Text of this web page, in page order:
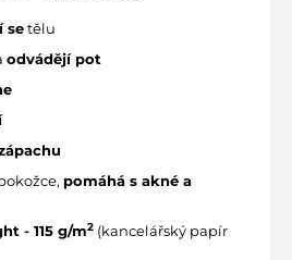
se tělu
odvádějí pot
pomáhá s akné a
- 115 g/m2 (kancelářský papír